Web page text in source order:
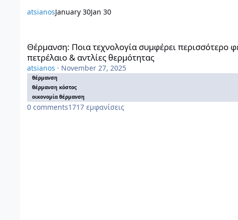
atsianosJanuary 30Jan 30
Θέρμανση: Ποια τεχνολογία συμφέρει περισσότερο
πετρέλαιο & αντλίες θερμότητας
atsianos · November 27, 2025
θέρμανση
θέρμανση κόστος
οικονομία θέρμανση
0 comments1717 εμφανίσεις